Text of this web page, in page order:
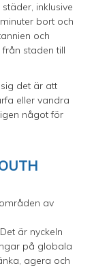
inklusive
bort och
och
staden till
det är att
eller vandra
något för
av
är nyckeln
på globala
agera och